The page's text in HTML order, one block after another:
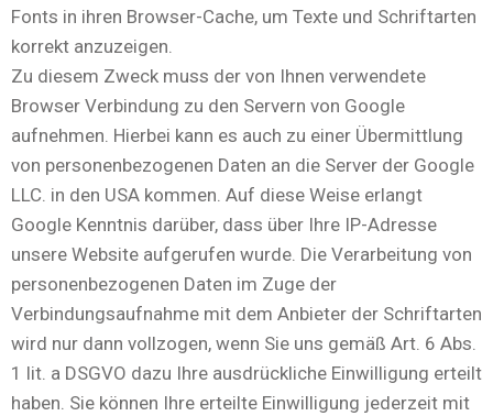
Fonts in ihren Browser-Cache, um Texte und Schriftarten
korrekt anzuzeigen.
Zu diesem Zweck muss der von Ihnen verwendete
Browser Verbindung zu den Servern von Google
aufnehmen. Hierbei kann es auch zu einer Übermittlung
von personenbezogenen Daten an die Server der Google
LLC. in den USA kommen. Auf diese Weise erlangt
Google Kenntnis darüber, dass über Ihre IP-Adresse
unsere Website aufgerufen wurde. Die Verarbeitung von
personenbezogenen Daten im Zuge der
Verbindungsaufnahme mit dem Anbieter der Schriftarten
wird nur dann vollzogen, wenn Sie uns gemäß Art. 6 Abs.
1 lit. a DSGVO dazu Ihre ausdrückliche Einwilligung erteilt
haben. Sie können Ihre erteilte Einwilligung jederzeit mit